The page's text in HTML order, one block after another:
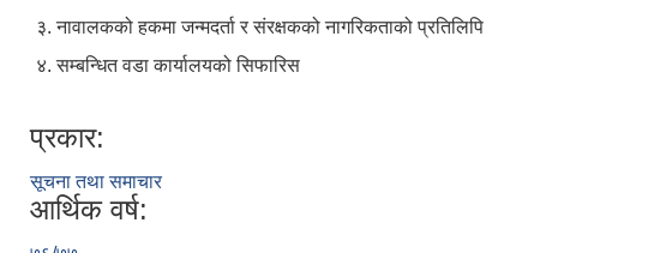
३. नावालकको हकमा जन्मदर्ता र संरक्षकको नागरिकताको प्रतिलिपि
४. सम्बन्धित वडा कार्यालयको सिफारिस
प्रकार:
सूचना तथा समाचार
आर्थिक वर्ष: